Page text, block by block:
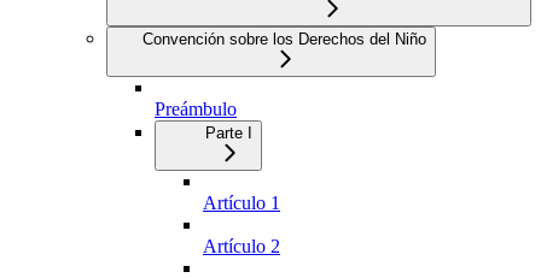
Convención sobre los Derechos del Niño
Preámbulo
Parte I
Artículo 1
Artículo 2